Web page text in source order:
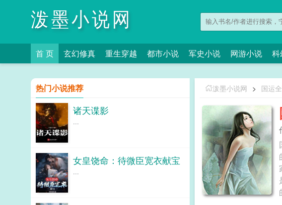
泼墨小说网
首 页 玄幻修真 重生穿越 都市小说 军史小说 网游小说 科
泼墨小说网 > 国运
热门小说推荐
诸天谍影
...
女皇饶命：待微臣宽衣献宝
...